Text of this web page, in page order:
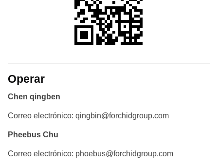
Operar
Chen qingben
Correo electrónico: qingbin@forchidgroup.com
Pheebus Chu
Correo electrónico: phoebus@forchidgroup.com